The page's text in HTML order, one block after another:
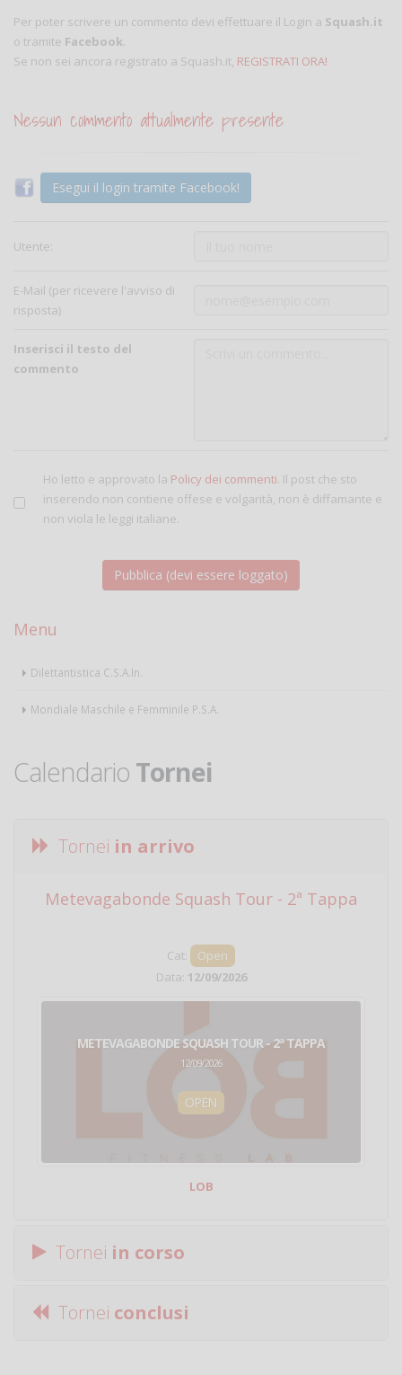
Per poter scrivere un commento devi effettuare il Login a Squash.it
o tramite Facebook.
Se non sei ancora registrato a Squash.it, REGISTRATI ORA!
Nessun commento attualmente presente
Esegui il login tramite Facebook!
Utente:
E-Mail (per ricevere l'avviso di
risposta)
Inserisci il testo del
commento
Ho letto e approvato la Policy dei commenti. Il post che sto
inserendo non contiene offese e volgarità, non è diffamante e
non viola le leggi italiane.
Menu
Dilettantistica C.S.A.In.
Mondiale Maschile e Femminile P.S.A.
Calendario Tornei
Tornei in arrivo
Metevagabonde Squash Tour - 2ª Tappa
Cat:
Open
Data: 12/09/2026
METEVAGABONDE SQUASH TOUR - 2ª TAPPA
12/09/2026
OPEN
LOB
Tornei in corso
Tornei conclusi